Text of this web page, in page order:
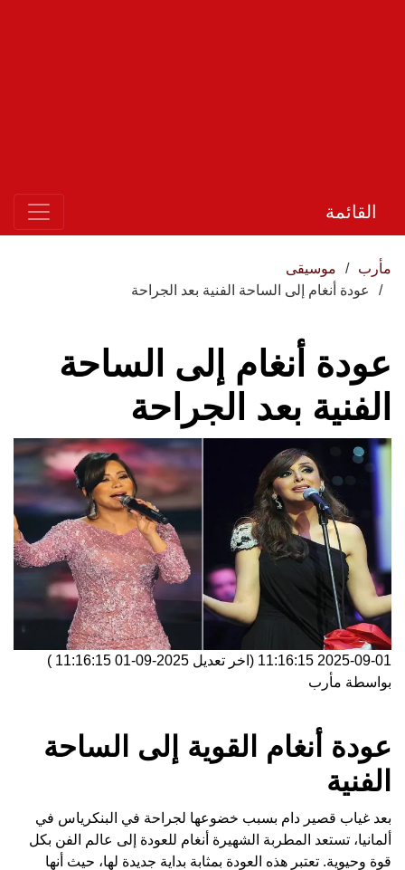
القائمة
مأرب
موسيقى
عودة أنغام إلى الساحة الفنية بعد الجراحة
عودة أنغام إلى الساحة
الفنية بعد الجراحة
2025-09-01 11:16:15 (اخر تعديل 2025-09-01 11:16:15
)
بواسطة مأرب
عودة أنغام القوية إلى الساحة
الفنية
بعد غياب قصير دام بسبب خضوعها لجراحة في البنكرياس في
ألمانيا، تستعد المطربة الشهيرة أنغام للعودة إلى عالم الفن بكل
قوة وحيوية. تعتبر هذه العودة بمثابة بداية جديدة لها، حيث أنها